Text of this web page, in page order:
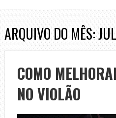
ARQUIVO DO MÊS:
COMO
NO VIOLÃO